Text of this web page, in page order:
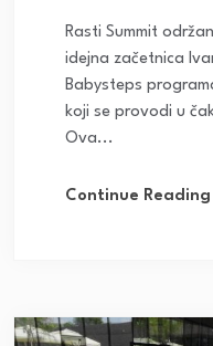
Rasti Summit
idejna začetnica
Babysteps
koji se provodi u
Ova...
Continue Reading